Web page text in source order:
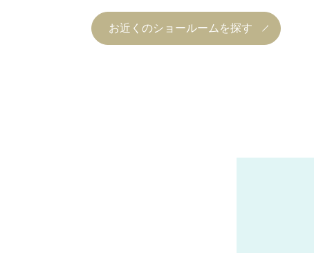
お近くのショールームを探す